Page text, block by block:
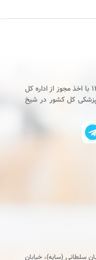
کلینیک سفید در آخرین روز آبان سال ۱۳۹۳ با اخذ مجوز از اداره کل
کل کشور در شیخ
سلطانی (سایه)، خیابان